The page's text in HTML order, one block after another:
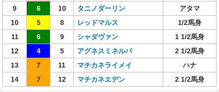
9
6 10 タニノダーリン
アタマ
10
5 8 レッドマルス
1/2馬身
11
6 9 シャダヴァン
1 1/2馬身
12
4 5 アグネスミネルバ
2 1/2馬身
13
7 11 マチカネライメイ
ハナ
14
7 12 マチカネエデン 2 1/2馬身